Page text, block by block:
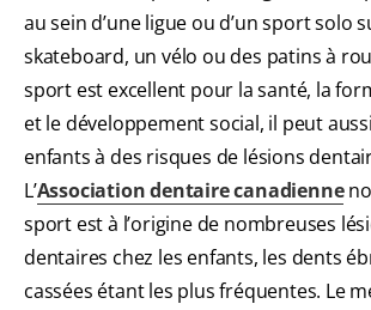
au sein d’une ligue ou d’un sport solo
skateboard, un vélo ou des patins à
sport est excellent pour la santé, la
et le développement social, il peut
enfants à des risques de lésions
L’Association dentaire canadienne
sport est à l’origine de nombreuses
dentaires chez les enfants, les dents
cassées étant les plus fréquentes. Le